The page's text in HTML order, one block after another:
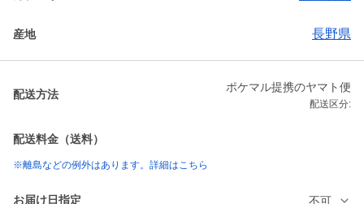
産地 長野県
配送方法
ポケマル提携のヤマト便
配送区分:
配送料金（送料）
※離島などの例外はあります。詳細はこちら
お届け日指定 不可